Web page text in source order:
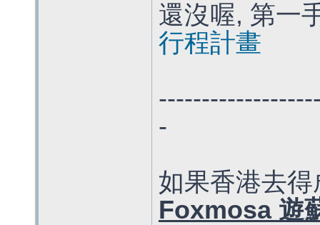
還沒喔, 第一
行程計畫
-
如果香港去
Foxmosa 遊